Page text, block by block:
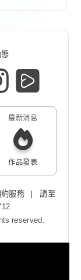
最新消息
作品發表
服務 ❘請至
reserved.